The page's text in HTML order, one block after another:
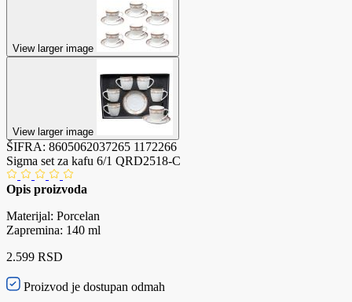
View larger image
View larger image
ŠIFRA: 8605062037265 1172266
Sigma set za kafu 6/1 QRD2518-C
Opis proizvoda
Materijal: Porcelan
Zapremina: 140 ml
2.599 RSD
Proizvod je dostupan odmah